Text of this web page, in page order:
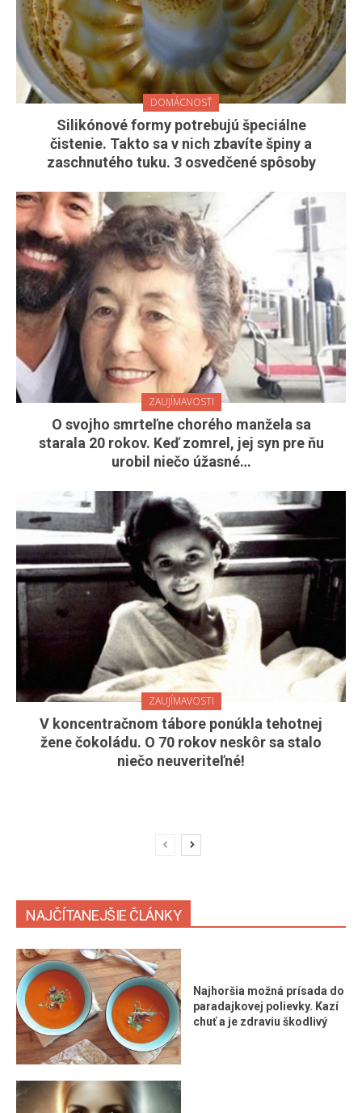
DOMÁCNOSŤ
Silikónové formy potrebujú špeciálne
čistenie. Takto sa v nich zbavíte špiny a
zaschnutého tuku. 3 osvedčené spôsoby
ZAUJÍMAVOSTI
O svojho smrteľne chorého manžela sa
starala 20 rokov. Keď zomrel, jej syn pre ňu
urobil niečo úžasné…
ZAUJÍMAVOSTI
V koncentračnom tábore ponúkla tehotnej
žene čokoládu. O 70 rokov neskôr sa stalo
niečo neuveriteľné!
NAJČÍTANEJŠIE ČLÁNKY
Najhoršia možná prísada do
paradajkovej polievky. Kazí
chuť a je zdraviu škodlivý